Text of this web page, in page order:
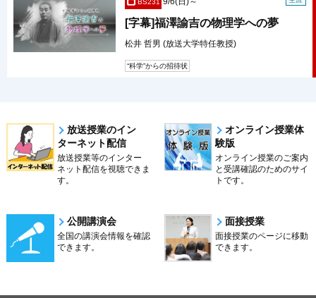
BS231
[字幕]福澤諭吉の物理学への夢
松井 哲男 (放送大学特任教授)
“科学”からの招待状
放送授業のイン
ターネット配信
放送授業等のインター
ネット配信を視聴できま
す。
オンライン授業体
験版
オンライン授業のご案内
と受講確認のためのサイ
トです。
公開講演会
全国の講演会情報を確認
できます。
面接授業
面接授業のページに移動
できます。